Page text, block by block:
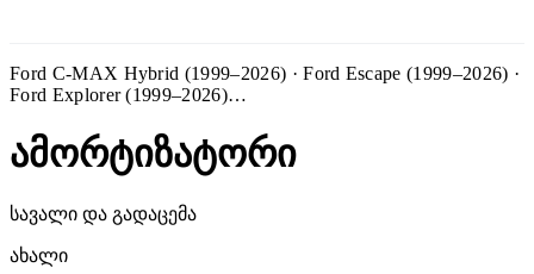
Ford C-MAX Hybrid (1999–2026) · Ford Escape (1999–2026) ·
Ford Explorer (1999–2026)…
ამორტიზატორი
სავალი და გადაცემა
ახალი